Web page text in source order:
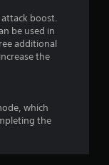
5
з
я
т
boost.
be used in
additional
the
which
the